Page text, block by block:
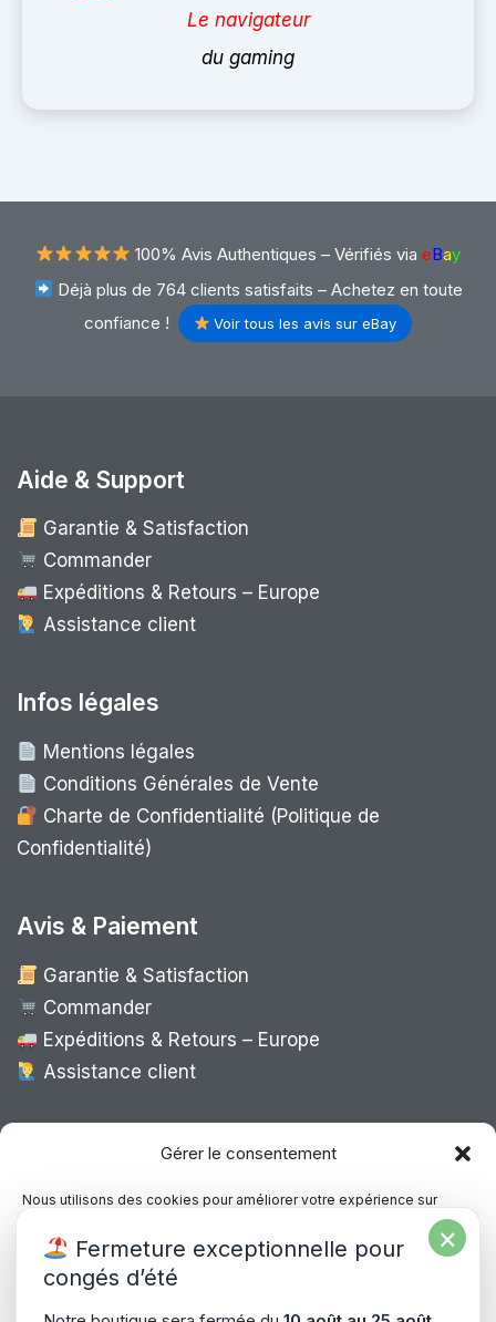
Gérer le consentement
Nous utilisons des cookies pour améliorer votre expérience sur
notre site, analyser le trafic et proposer des contenus personnalisés.
Vous pouvez accepter, refuser ou gérer vos préférences à tout
moment.
Le navigateur
du gaming
100% Avis Authentiques – Vérifiés via eBay
Déjà plus de 764 clients satisfaits – Achetez en toute
confiance !
Voir tous les avis sur eBay
Aide & Support
Garantie & Satisfaction
Commander
Expéditions & Retours – Europe
Assistance client
Infos légales
Mentions légales
Conditions Générales de Vente
Charte de Confidentialité (Politique de
Confidentialité)
Avis & Paiement
Garantie & Satisfaction
Commander
Expéditions & Retours – Europe
Assistance client
Expédition Europe
Livraison rapide dans toute l’Europe via
“ Mondial Relay
×
Fermeture exceptionnelle pour
congés d’été